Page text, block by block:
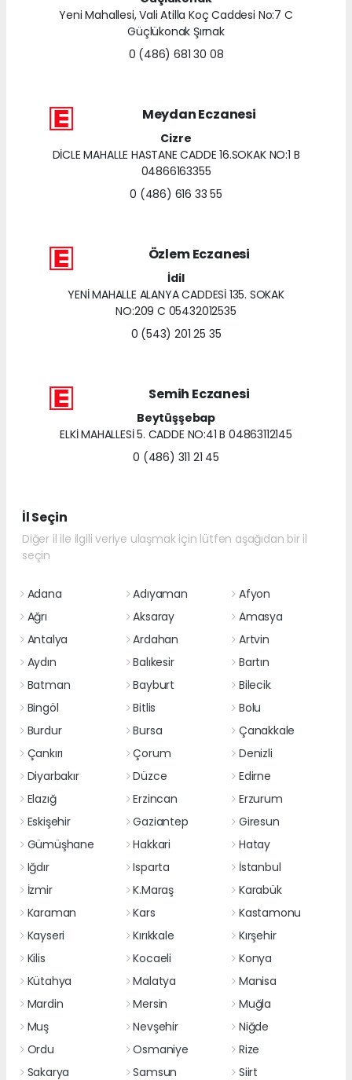
Yeni Mahallesi, Vali Atilla Koç Caddesi No:7 C
Güçlükonak Şırnak
0 (486) 681 30 08
Meydan Eczanesi
Cizre
DİCLE MAHALLE HASTANE CADDE 16.SOKAK NO:1 B
04866163355
0 (486) 616 33 55
Özlem Eczanesi
İdil
YENİ MAHALLE ALANYA CADDESİ 135. SOKAK
NO:209 C 05432012535
0 (543) 201 25 35
Semih Eczanesi
Beytüşşebap
ELKİ MAHALLESİ 5. CADDE NO:41 B 04863112145
0 (486) 311 21 45
İl Seçin
Diğer il ile ilgili veriye ulaşmak için lütfen aşağıdan bir il
seçin
Adana Adıyaman
Afyon
Ağrı
Aksaray
Amasya
Antalya
Ardahan
Artvin
Aydın
Balıkesir
Bartın
Batman
Bayburt
Bilecik
Bingöl
Bitlis
Bolu
Burdur
Bursa
Çanakkale
Çankırı
Çorum
Denizli
Diyarbakır
Düzce
Edirne
Elazığ
Erzincan
Erzurum
Eskişehir
Gaziantep
Giresun
Gümüşhane
Hakkari
Hatay
Iğdır
Isparta
İstanbul
İzmir
K.Maraş
Karabük
Karaman
Kars
Kastamonu
Kayseri
Kırıkkale
Kırşehir
Kilis
Kocaeli
Konya
Kütahya
Malatya
Manisa
Mardin
Mersin
Muğla
Muş
Nevşehir
Niğde
Ordu
Osmaniye
Rize
Sakarya
Samsun Siirt